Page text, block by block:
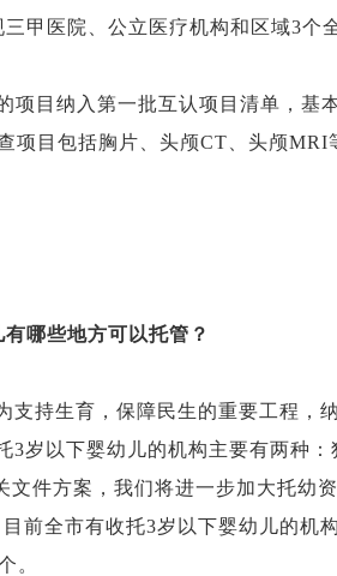
甲医院、公立医疗机构和区域3个
目纳入第一批互认项目清单，基
目包括胸片、头颅CT、头颅MRI
哪些地方可以托管？
持生育，保障民生的重要工程，
岁以下婴幼儿的机构主要有两种
件方案，我们将进一步加大托幼
前全市有收托3岁以下婴幼儿的机
。